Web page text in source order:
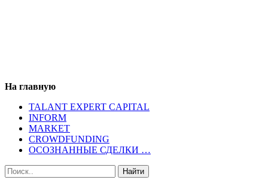
На главную
TALANT EXPERT CAPITAL
INFORM
MARKET
CROWDFUNDING
ОСОЗНАННЫЕ СДЕЛКИ …